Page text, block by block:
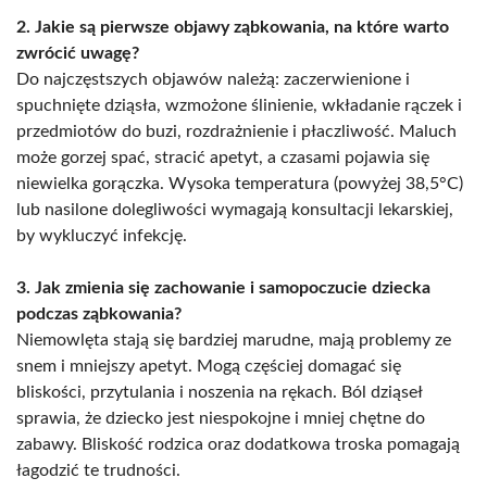
2. Jakie są pierwsze objawy ząbkowania, na które warto
zwrócić uwagę?
Do najczęstszych objawów należą: zaczerwienione i
spuchnięte dziąsła, wzmożone ślinienie, wkładanie rączek i
przedmiotów do buzi, rozdrażnienie i płaczliwość. Maluch
może gorzej spać, stracić apetyt, a czasami pojawia się
niewielka gorączka. Wysoka temperatura (powyżej 38,5°C)
lub nasilone dolegliwości wymagają konsultacji lekarskiej,
by wykluczyć infekcję.
3. Jak zmienia się zachowanie i samopoczucie dziecka
podczas ząbkowania?
Niemowlęta stają się bardziej marudne, mają problemy ze
snem i mniejszy apetyt. Mogą częściej domagać się
bliskości, przytulania i noszenia na rękach. Ból dziąseł
sprawia, że dziecko jest niespokojne i mniej chętne do
zabawy. Bliskość rodzica oraz dodatkowa troska pomagają
łagodzić te trudności.